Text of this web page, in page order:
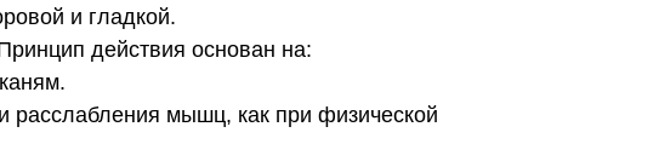
и гладкой.
действия основан на:
расслабления мышц, как при физической